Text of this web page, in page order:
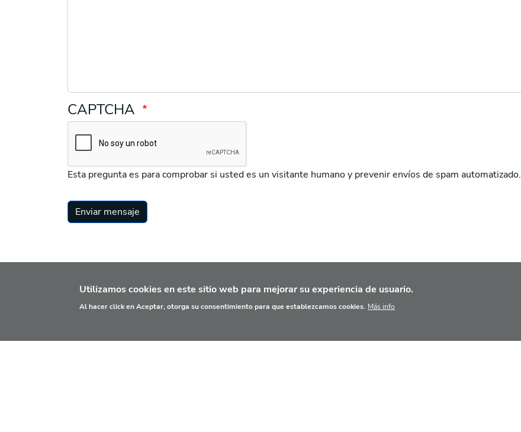
CAPTCHA
Esta pregunta es para comprobar si usted es un visitante humano y prevenir envíos de spam automatizado.
Enviar mensaje
Utilizamos cookies en este sitio web para mejorar su experiencia de usuario.
Al hacer click en Aceptar, otorga su consentimiento para que establezcamos cookies. Más info